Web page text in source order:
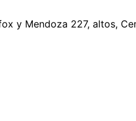
y Mendoza 227, altos,